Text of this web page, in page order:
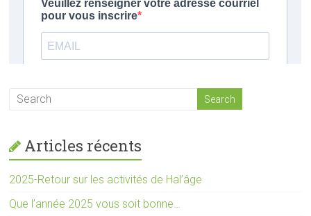
Articles récents
2025-Retour sur les activités de Hal’âge
Que l’année 2025 vous soit bonne…